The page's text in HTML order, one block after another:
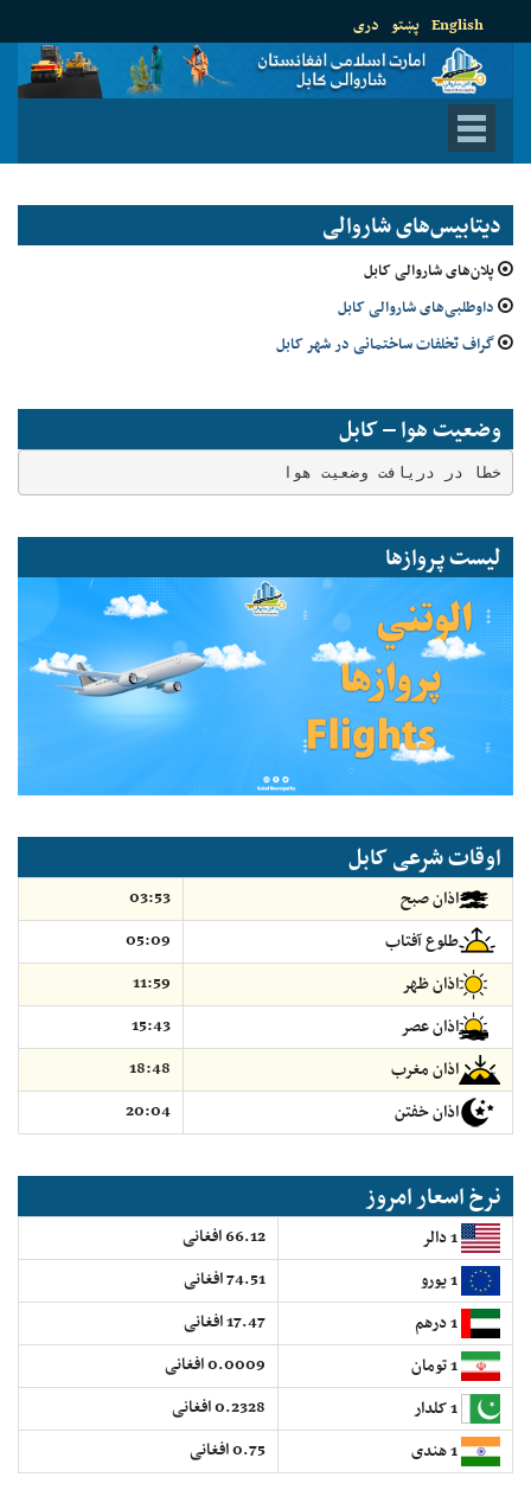
دری پښتو English
دیتابیس‌های شاروالی
پلان‌های شاروالی کابل
داوطلبی‌های شاروالی کابل
گراف تخلفات ساختمانی در شهر کابل
وضعیت هوا – کابل
خطا در دریافت وضعیت هوا
لیست پروازها
اوقات شرعی کابل
اذان صبح
03:53
طلوع آفتاب
05:09
اذان ظهر
11:59
اذان عصر
15:43
اذان مغرب
18:48
اذان خفتن
20:04
نرخ اسعار امروز
66.12 افغانی
74.51 افغانی
17.47 افغانی
0.0009 افغانی
0.2328 افغانی
0.75 افغانی